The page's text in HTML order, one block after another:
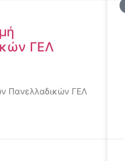
ΓΕΛ
Πανελλαδικών ΓΕΛ